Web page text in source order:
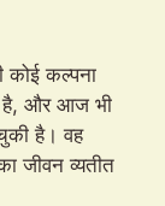
कोई कल्पना
है, और आज भी
है। वह
जीवन व्यतीत